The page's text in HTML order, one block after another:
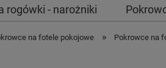
rogówki - narożniki
na fotele pokojowe » Pokrowce na